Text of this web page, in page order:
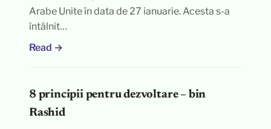
Arabe Unite în data de 27 ianuarie. Acesta s-a
întâlnit…
Read →
8 principii pentru dezvoltare – bin
Rashid